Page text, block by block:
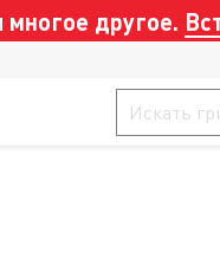
другое.